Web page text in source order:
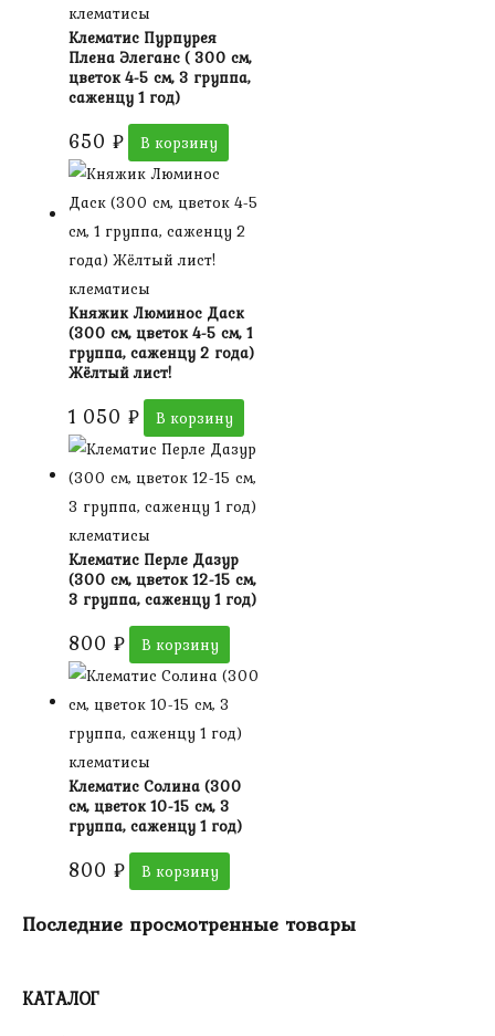
КАТАЛОГ
клематисы
Клематис Пурпурея
Плена Элеганс ( 300 см,
цветок 4-5 см, 3 группа,
саженцу 1 год)
650 ₽ В корзину
клематисы
Княжик Люминос Даск
(300 см, цветок 4-5 см, 1
группа, саженцу 2 года)
Жёлтый лист!
1 050 ₽ В корзину
клематисы
Клематис Перле Дазур
(300 см, цветок 12-15 см,
3 группа, саженцу 1 год)
800 ₽ В корзину
клематисы
Клематис Солина (300
см, цветок 10-15 см, 3
группа, саженцу 1 год)
800 ₽ В корзину
Последние просмотренные товары